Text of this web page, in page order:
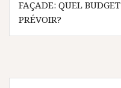
l’article
FAÇADE: QUEL BUDGET
PRÉVOIR?